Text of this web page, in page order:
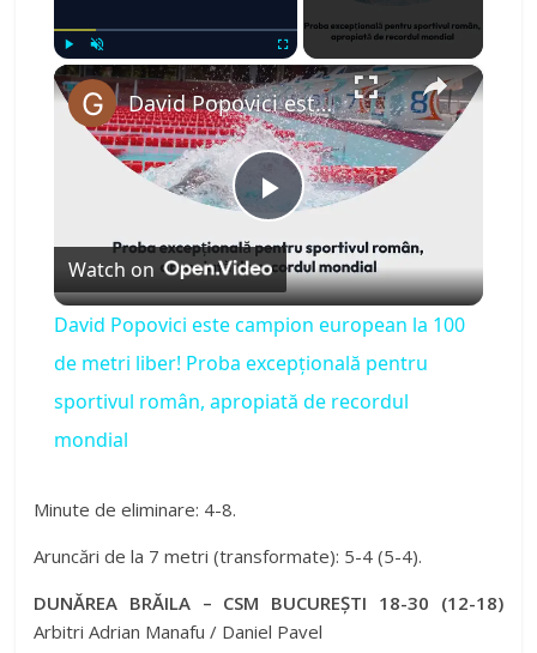
Play Unmute Fullscreen ×
P
l
a
i
David Popovici este campion european la 100 de metri liber! Proba excepțională pentru sportivul român, apropiată de recordul mondial
Watch on
David Popovici este campion european la 100
de metri liber! Proba excepțională pentru
sportivul român, apropiată de recordul
mondial
Minute de eliminare: 4-8.
Aruncări de la 7 metri (transformate): 5-4 (5-4).
DUNĂREA BRĂILA – CSM BUCUREȘTI 18-30 (12-18)
Arbitri Adrian Manafu / Daniel Pavel